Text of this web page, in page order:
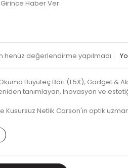
Haber Ver
henüz değerlendirme yapılmadı
Büyüteç Barı (1.5X), Gadget &
tanımlayan, inovasyon ve
Kusursuz Netlik Carson'ın optik